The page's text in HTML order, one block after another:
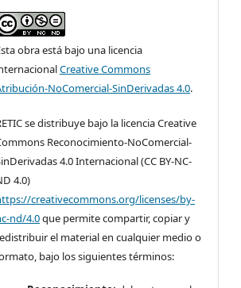
obra está bajo una licencia
Creative Commons
NoComercial-SinDerivadas 4.0.
se distribuye bajo la licencia Creative
Reconocimiento-NoComercial-
4.0 Internacional (CC BY-NC-
4.0)
creativecommons.org/licenses/by-
nd/4.0que permite compartir, copiar y
el material en cualquier medio o
bajo los siguientes términos: